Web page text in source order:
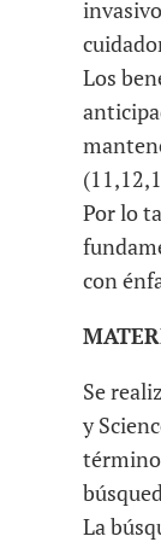
Los
Por lo
con
Se
y
La